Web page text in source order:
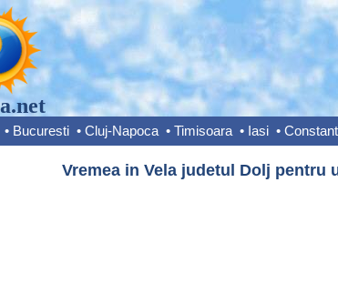
• Bucuresti • Cluj-Napoca • Timisoara • Iasi •
Vremea in Vela judetul Dolj pentru